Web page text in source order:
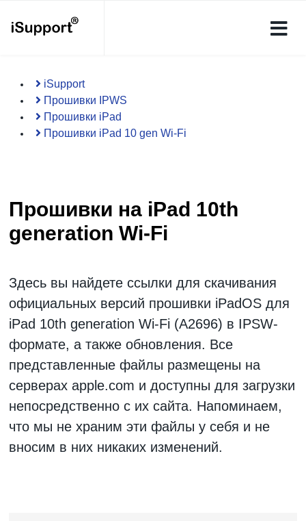
iSupport
Прошивки IPWS
Прошивки iPad
Прошивки iPad 10 gen Wi-Fi
Прошивки на iPad 10th
generation Wi-Fi
Здесь вы найдете ссылки для скачивания
официальных версий прошивки iPadOS для
iPad 10th generation Wi-Fi (A2696) в IPSW-
формате, а также обновления. Все
представленные файлы размещены на
серверах apple.com и доступны для загрузки
непосредственно с их сайта. Напоминаем,
что мы не храним эти файлы у себя и не
вносим в них никаких изменений.